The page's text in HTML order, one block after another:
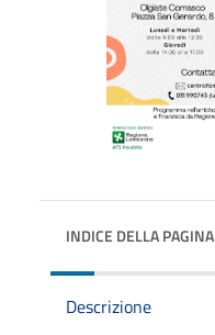
INDICE DELLA PAGINA
Descrizione